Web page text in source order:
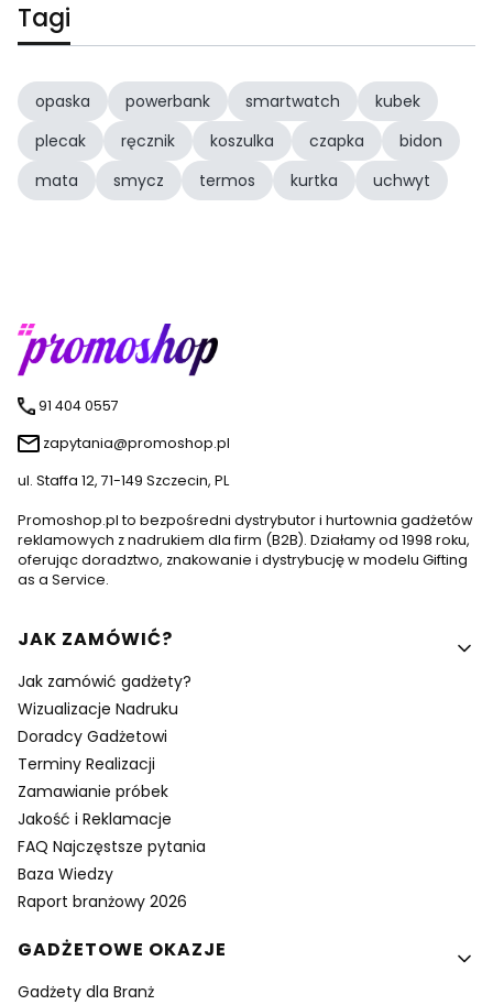
Tagi
opaska powerbank smartwatch
kubek
plecak
ręcznik koszulka czapka
bidon
mata
smycz termos kurtka uchwyt
91 404 0557
zapytania@promoshop.pl
ul. Staffa 12, 71-149 Szczecin, PL
Promoshop.pl to bezpośredni dystrybutor i hurtownia gadżetów
reklamowych z nadrukiem dla firm (B2B). Działamy od 1998 roku,
oferując doradztwo, znakowanie i dystrybucję w modelu Gifting
as a Service.
Linki w stopce
JAK ZAMÓWIĆ?
Jak zamówić gadżety?
Wizualizacje Nadruku
Doradcy Gadżetowi
Terminy Realizacji
Zamawianie próbek
Jakość i Reklamacje
FAQ Najczęstsze pytania
Baza Wiedzy
Raport branżowy 2026
GADŻETOWE OKAZJE
Gadżety dla Branż